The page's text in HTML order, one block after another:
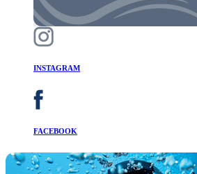
INSTAGRAM
FACEBOOK